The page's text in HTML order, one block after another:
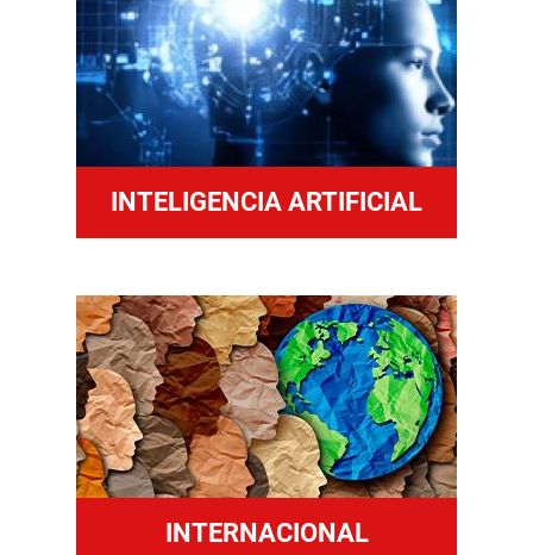
INTELIGENCIA ARTIFICIAL
INTERNACIONAL